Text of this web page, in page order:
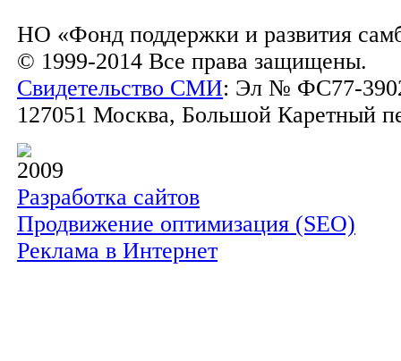
НО «Фонд поддержки и развития
© 1999-2014 Все права защищены.
Свидетельство СМИ: Эл № ФС77-
127051 Москва, Большой Каретный
2009
Разработка сайтов
Продвижение оптимизация (SEO)
Реклама в Интернет